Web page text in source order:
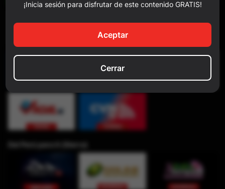
¡Inicia sesión para disfrutar de este contenido GRATIS!
Aceptar
Cerrar